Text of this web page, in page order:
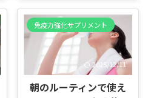
当に効果あるの？なんとなく
体に良さそうだけど、科学的
に証明されているのか知りた
い」「サプリや健康食品でよ
く見かけるけど、どこまで信
じていいの？」と迷っていま
免疫ケアとして取り入れよう
免疫力強化サプリメント
2025/12/11
朝のルーティンで使え